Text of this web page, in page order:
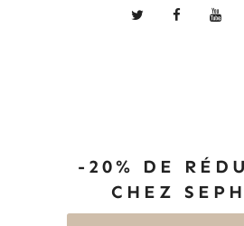
-20% DE
CHEZ